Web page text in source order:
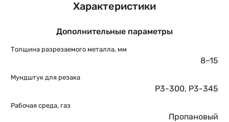
Характеристики
Дополнительные параметры
Толщина разрезаемого металла, мм
8–15
Мундштук для резака
Р3-300, Р3-345
Рабочая среда, газ
Пропановый